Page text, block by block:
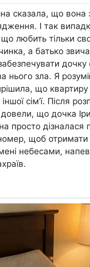
сказала, що вона
І так
що любить тільки
а батько
дочку
нього зла. Я
що
сім’ї. Після
що дочка
просто дізналася
щоб
небесами,